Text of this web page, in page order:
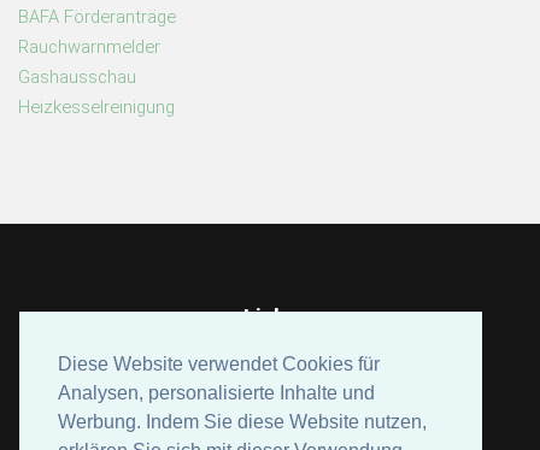
Diese Website verwendet Cookies für
Analysen, personalisierte Inhalte und
Werbung. Indem Sie diese Website nutzen,
Diese Website verwendet Cookies für
Analysen, personalisierte Inhalte und
Werbung. Indem Sie diese Website nutzen,
BAFA Förderanträge
Rauchwarnmelder
Gashausschau
Heizkesselreinigung
Links
Lang Energieberatung
Feger-Company Ofen und Kaminbau